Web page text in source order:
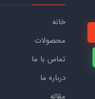
خانه
محصولات
تماس با ما
درباره ما
مقاله